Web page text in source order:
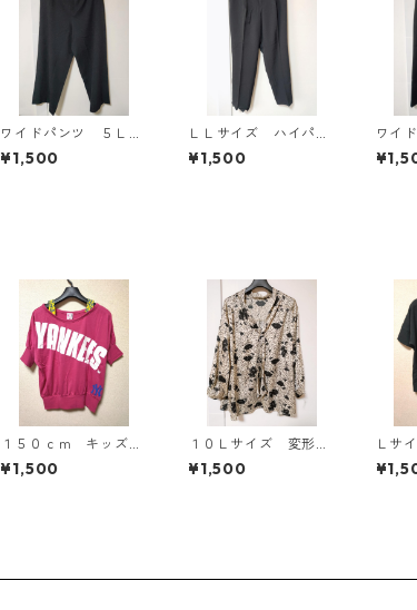
ワイドパンツ ５Ｌ
ブラック KAE-4725
¥1,500
ＬＬサイズ ハイパー
ストレッチ センター
プレスパンツ ブラッ
¥1,500
ワイ
ブラ
１５０ｃｍ キッズ
重ね着風ドルマントッ
プス マゼンタ KAE
¥1,500
１０Ｌサイズ 変形ド
ット 花柄 ボウタイ
ブラウス オフホワイ
¥1,500
Ｌサ
ト レ
オー